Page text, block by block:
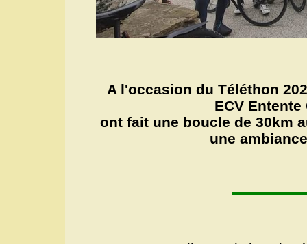
A l'occasion du Téléthon
ECV
ont fait une boucle de 30km
une